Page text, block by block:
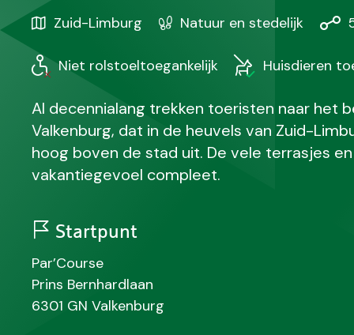
Gebied
/
Regio
Zuid-Limburg Karakteristiek
Natuur en stedelijk
Niet rolstoeltoegankelijk Huisdieren
Al decennialang trekken toeristen naar het
Valkenburg, dat in de heuvels van Zuid-
hoog boven de stad uit. De vele terrasjes
vakantiegevoel compleet.
Startpunt
N
a
a
Par’Course
S
t
Prins Bernhardlaan
P
6301 GN P
Valkenburg